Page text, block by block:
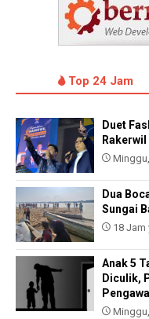
Top 24 Jam
Duet
Dua
Sungai
18 Jam
Anak 5
Diculik,